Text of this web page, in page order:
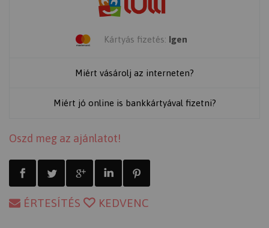
Kártyás fizetés: Igen
Miért vásárolj az interneten?
Miért jó online is bankkártyával fizetni?
Oszd meg az ajánlatot!
ÉRTESÍTÉS KEDVENC